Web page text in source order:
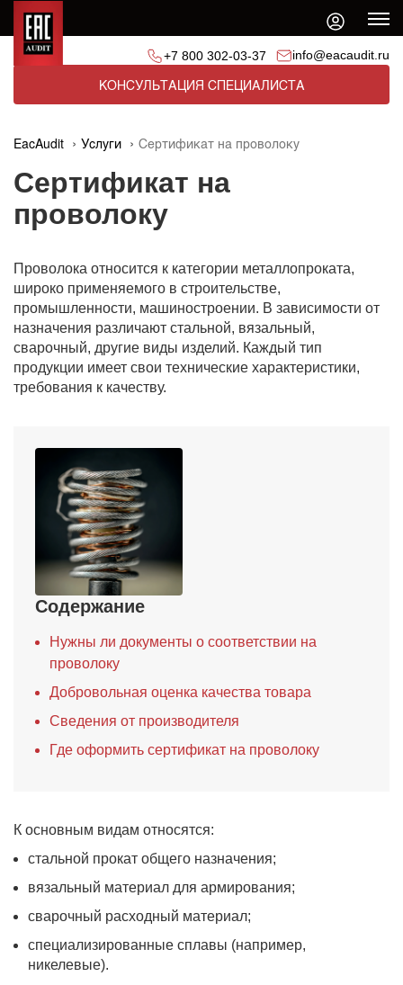
+7 800 302-03-37 info@eacaudit.ru
КОНСУЛЬТАЦИЯ СПЕЦИАЛИСТА
EacAudit Услуги Сертификат на проволоку
Сертификат на
проволоку
Проволока относится к категории металлопроката,
широко применяемого в строительстве,
промышленности, машиностроении. В зависимости от
назначения различают стальной, вязальный,
сварочный, другие виды изделий. Каждый тип
продукции имеет свои технические характеристики,
требования к качеству.
Содержание
Нужны ли документы о соответствии на
проволоку
Добровольная оценка качества товара
Сведения от производителя
Где оформить сертификат на проволоку
К основным видам относятся:
стальной прокат общего назначения;
вязальный материал для армирования;
сварочный расходный материал;
специализированные сплавы (например,
никелевые).